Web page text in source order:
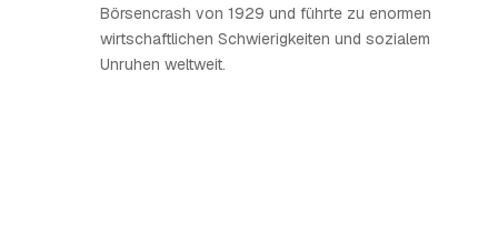
Börsencrash von 1929 und führte zu enormen
wirtschaftlichen Schwierigkeiten und sozialem
Unruhen weltweit.